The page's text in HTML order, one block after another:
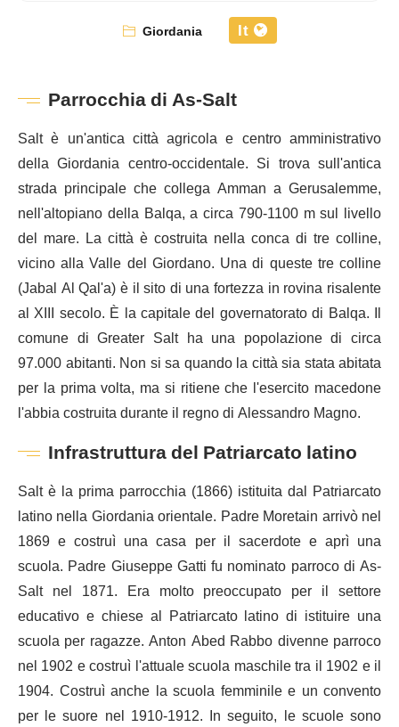
Giordania It
Parrocchia di As-Salt
Salt è un'antica città agricola e centro amministrativo
della Giordania centro-occidentale. Si trova sull'antica
strada principale che collega Amman a Gerusalemme,
nell'altopiano della Balqa, a circa 790-1100 m sul livello
del mare. La città è costruita nella conca di tre colline,
vicino alla Valle del Giordano. Una di queste tre colline
(Jabal Al Qal'a) è il sito di una fortezza in rovina risalente
al XIII secolo. È la capitale del governatorato di Balqa. Il
comune di Greater Salt ha una popolazione di circa
97.000 abitanti. Non si sa quando la città sia stata abitata
per la prima volta, ma si ritiene che l'esercito macedone
l'abbia costruita durante il regno di Alessandro Magno.
Infrastruttura del Patriarcato latino
Salt è la prima parrocchia (1866) istituita dal Patriarcato
latino nella Giordania orientale. Padre Moretain arrivò nel
1869 e costruì una casa per il sacerdote e aprì una
scuola. Padre Giuseppe Gatti fu nominato parroco di As-
Salt nel 1871. Era molto preoccupato per il settore
educativo e chiese al Patriarcato latino di istituire una
scuola per ragazze. Anton Abed Rabbo divenne parroco
nel 1902 e costruì l'attuale scuola maschile tra il 1902 e il
1904. Costruì anche la scuola femminile e un convento
per le suore nel 1910-1912. In seguito, le scuole sono